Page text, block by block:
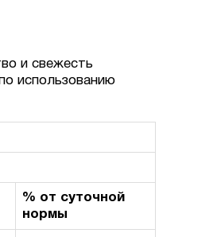
и свежесть
использованию
% от суточной
нормы